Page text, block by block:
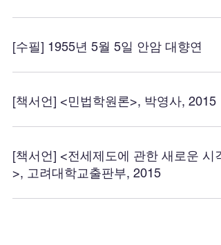
[수필] 1955년 5월 5일 안암 대향연
[책서언] <민법학원론>, 박영사, 2015
[책서언] <전세제도에 관한 새로운 시각
>, 고려대학교출판부, 2015